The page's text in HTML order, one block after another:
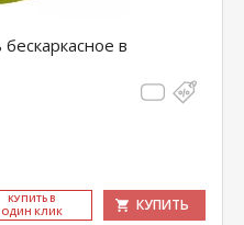
в
КУ­ПИТЬ В
ОДИН КЛИК
КУПИТЬ